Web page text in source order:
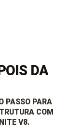
DA
PASSO PARA
COM
V8.